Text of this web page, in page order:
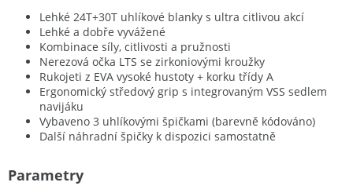
Lehké 24T+30T uhlíkové blanky s ultra citlivou akcí
Lehké a dobře vyvážené
Kombinace síly, citlivosti a pružnosti
Nerezová očka LTS se zirkoniovými kroužky
Rukojeti z EVA vysoké hustoty + korku třídy A
Ergonomický středový grip s integrovaným VSS sedlem
navijáku
Vybaveno 3 uhlíkovými špičkami (barevně kódováno)
Další náhradní špičky k dispozici samostatně
Parametry